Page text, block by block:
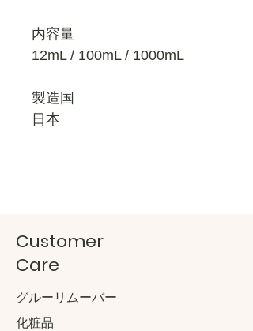
内容量
12mL / 100mL / 1000mL
製造国
日本
Customer
Care
グルーリムーバー
化粧品